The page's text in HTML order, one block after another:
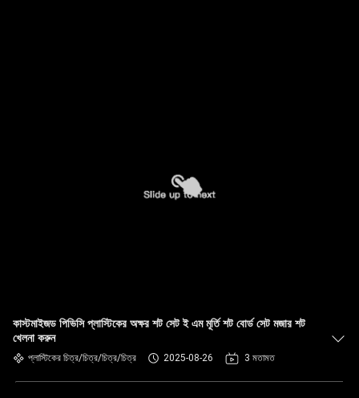
কাস্টমাইজড পিভিসি প্লাস্টিকের অক্ষর শট সেট ই এম মূর্তি শট বোর্ড সেট মজার শট
খেলনা করুন
প্লাস্টিকের চিত্র/চিত্র/চিত্র/চিত্র 2025-08-26 3 মতামত